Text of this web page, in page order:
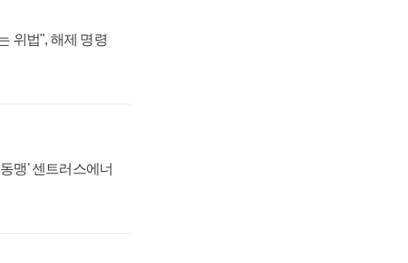
위법", 해제 명령
맹' 센트러스에너